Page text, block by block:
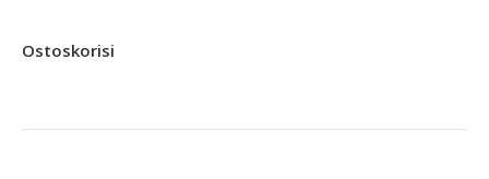
Ostoskorisi